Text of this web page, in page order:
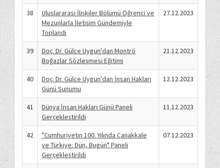
38
Uluslararası İlişkiler Bölümü Öğrenci ve
Mezunlarla İletişim Gündemiyle
Toplandı
27.12.2023
39
Doç. Dr. Gülce Uygun'dan Montrö
Boğazlar Sözleşmesi Eğitimi
21.12.2023
40
Doç. Dr. Gülce Uygun'dan İnsan Hakları
Günü Sunumu
12.12.2023
41
Dünya İnsan Hakları Günü Paneli
Gerçekleştirildi
11.12.2023
42
"Cumhuriyetin 100. Yılında Çanakkale
ve Türkiye: Dün, Bugün" Paneli
Gerçekleştirildi
07.12.2023